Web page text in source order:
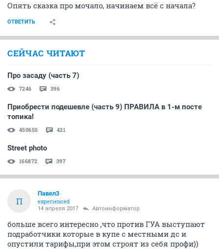
Опять сказка про мочало, начинаем всё с начала?
ОТВЕТИТЬ
СЕЙЧАС ЧИТАЮТ
Про засаду (часть 7)
7246 396
Приобрести подешевле (часть 9) ПРАВИЛА в 1-м посте
топика!
450655 421
Street photo
166872 397
П
Павел3
experienced
14 апреля 2017 Автоинформатор
больше всего интересно ,что против ГУА выступают
подработчики которые в купе с местными дс и
опустили тарифы,при этом строят из себя профи))